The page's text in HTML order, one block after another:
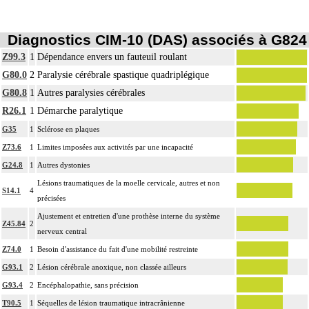
Diagnostics CIM-10 (DAS) associés à G824
Z99.3 1 Dépendance envers un fauteuil roulant
G80.0 2 Paralysie cérébrale spastique quadriplégique
G80.8 1 Autres paralysies cérébrales
R26.1 1 Démarche paralytique
G35 1 Sclérose en plaques
Z73.6 1 Limites imposées aux activités par une incapacité
G24.8 1 Autres dystonies
S14.1 4
Lésions traumatiques de la moelle cervicale, autres et non
précisées
Z45.84 2
Ajustement et entretien d'une prothèse interne du système
nerveux central
Z74.0 1 Besoin d'assistance du fait d'une mobilité restreinte
G93.1 2 Lésion cérébrale anoxique, non classée ailleurs
G93.4 2 Encéphalopathie, sans précision
T90.5 1 Séquelles de lésion traumatique intracrânienne